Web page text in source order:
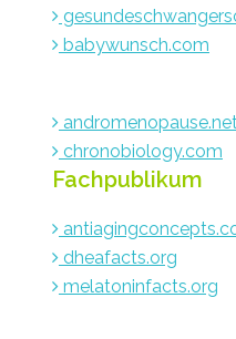
babywunsch.com
chronobiology.com
Fachpublikum
dheafacts.org
melatoninfacts.org